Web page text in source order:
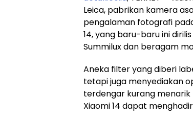
Leica, pabrikan kamera
pengalaman fotografi
14, yang baru-baru ini
Summilux dan beragam
Aneka filter yang diberi
tetapi juga menyediakan
terdengar kurang
Xiaomi 14 dapat